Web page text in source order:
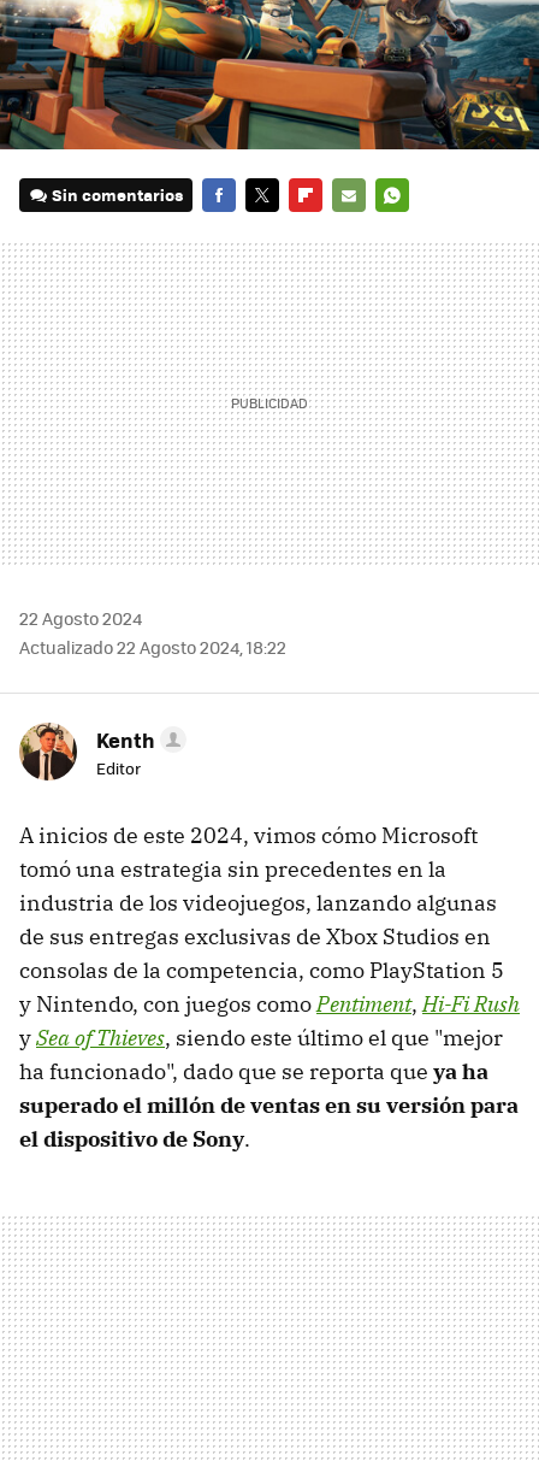
Sin comentarios
MAIL
22 Agosto 2024
Actualizado 22 Agosto 2024, 18:22
Kenth
Editor
A inicios de este 2024, vimos cómo Microsoft
tomó una estrategia sin precedentes en la
industria de los videojuegos, lanzando algunas
de sus entregas exclusivas de Xbox Studios en
consolas de la competencia, como PlayStation 5
y Nintendo, con juegos comoPentiment,Hi-Fi Rush
ySea of Thieves, siendo este último el que "mejor
ha funcionado", dado que se reporta que ya ha
superado el millón de ventas en su versión para
el dispositivo de Sony.